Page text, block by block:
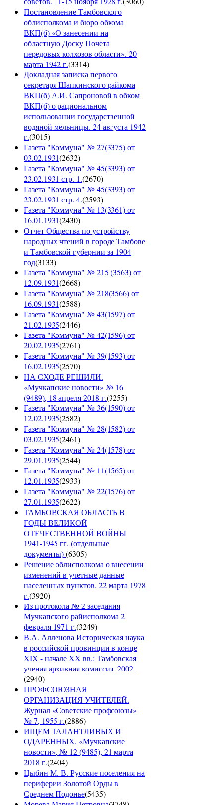
Постановление Тамбовского
облисполкома и бюро обкома
ВКП(б) «О занесении на
областную Доску Почета
передовых колхозов области». 20
марта 1942 г.(3314)
Докладная записка первого
секретаря Шапкинского райкома
ВКП(б) А.И. Сапроновой в обком
ВКП(б) о рациональном
использовании государственной
водяной мельницы. 24 августа 1942
г.(3015)
Газета "Коммуна" № 27(3375) от
03.02.1931(2632)
Газета "Коммуна" № 45(3393) от
23.02.1931 стр. 1.(2670)
Газета "Коммуна" № 45(3393) от
23.02.1931 стр. 4.(2593)
Газета "Коммуна" № 13(3361) от
16.01.1931(2430)
Отчет Общества по устройству
народных чтений в городе Тамбове
и Тамбовской губернии за 1904
год(3133)
Газета "Коммуна" № 215 (3563) от
12.09.1931(2668)
Газета "Коммуна" № 218(3566) от
16.09.1931(2588)
Газета "Коммуна" № 43(1597) от
21.02.1935(2446)
Газета "Коммуна" № 42(1596) от
20.02.1935(2761)
Газета "Коммуна" № 39(1593) от
16.02.1935(2570)
НА СХОДЕ РЕШИЛИ.
«Мучкапские новости» № 16
(9489), 18 апреля 2018 г.(3255)
Газета "Коммуна" № 36(1590) от
12.02.1935(2582)
Газета "Коммуна" № 28(1582) от
03.02.1935(2461)
Газета "Коммуна" № 24(1578) от
29.01.1935(2544)
Газета "Коммуна" № 11(1565) от
12.01.1935(2933)
Газета "Коммуна" № 22(1576) от
27.01.1935(2622)
ТАМБОВСКАЯ ОБЛАСТЬ В
ГОДЫ ВЕЛИКОЙ
ОТЕЧЕСТВЕННОЙ ВОЙНЫ
1941-1945 гг. (отдельные
документы)(6305)
Решение облисполкома о внесении
изменений в учетные данные
населенных пунктов. 22 марта 1978
г.(3920)
Из протокола № 2 заседания
Мучкапского райисполкома 2
февраля 1971 г.(3249)
В.А. Алленова Историческая наука
в российской провинции в конце
XIX - начале XX вв.: Тамбовская
ученая архивная комиссия. 2002.
(2940)
ПРОФСОЮЗНАЯ
ОРГАНИЗАЦИЯ УЧИТЕЛЕЙ.
Журнал «Советские профсоюзы»
№ 7, 1955 г.(2886)
ИЩЕМ ТАЛАНТЛИВЫХ И
ОДАРЁННЫХ. «Мучкапские
новости», № 12 (9485), 21 марта
2018 г.(2404)
Цыбин М. В. Русские поселения на
периферии Золотой Орды в
Среднем Подонье(5435)